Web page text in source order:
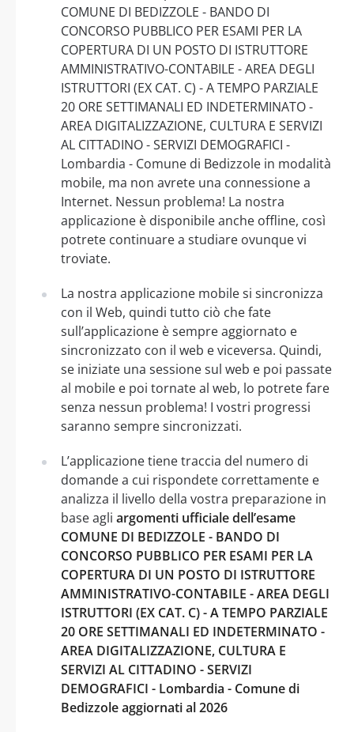
COMUNE DI BEDIZZOLE - BANDO DI
CONCORSO PUBBLICO PER ESAMI PER LA
COPERTURA DI UN POSTO DI ISTRUTTORE
AMMINISTRATIVO-CONTABILE - AREA DEGLI
ISTRUTTORI (EX CAT. C) - A TEMPO PARZIALE
20 ORE SETTIMANALI ED INDETERMINATO -
AREA DIGITALIZZAZIONE, CULTURA E SERVIZI
AL CITTADINO - SERVIZI DEMOGRAFICI -
Lombardia - Comune di Bedizzole in modalità
mobile, ma non avrete una connessione a
Internet. Nessun problema! La nostra
applicazione è disponibile anche offline, così
potrete continuare a studiare ovunque vi
troviate.
La nostra applicazione mobile si sincronizza
con il Web, quindi tutto ciò che fate
sull’applicazione è sempre aggiornato e
sincronizzato con il web e viceversa. Quindi,
se iniziate una sessione sul web e poi passate
al mobile e poi tornate al web, lo potrete fare
senza nessun problema! I vostri progressi
saranno sempre sincronizzati.
L’applicazione tiene traccia del numero di
domande a cui rispondete correttamente e
analizza il livello della vostra preparazione in
base agli argomenti ufficiale dell’esame
COMUNE DI BEDIZZOLE - BANDO DI
CONCORSO PUBBLICO PER ESAMI PER LA
COPERTURA DI UN POSTO DI ISTRUTTORE
AMMINISTRATIVO-CONTABILE - AREA DEGLI
ISTRUTTORI (EX CAT. C) - A TEMPO PARZIALE
20 ORE SETTIMANALI ED INDETERMINATO -
AREA DIGITALIZZAZIONE, CULTURA E
SERVIZI AL CITTADINO - SERVIZI
DEMOGRAFICI - Lombardia - Comune di
Bedizzole aggiornati al 2026